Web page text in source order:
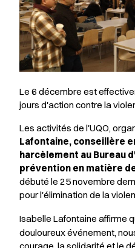
Le 6 décembre est
jours d'action contre la
Les activités de l'UQO,
Lafontaine, conseillère
harcèlement au Bureau
prévention en matière
débuté le 25 novembre
pour l'élimination de la
Isabelle Lafontaine affirme
douloureux événement,
courage, la solidarité et le